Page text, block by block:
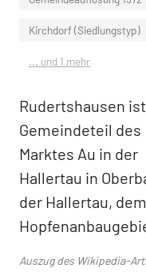
Kirchdorf (Siedlungstyp)
... und 1 mehr
Rudertshausen
Gemeindeteil des
Marktes Au in der
Hallertau in
der Hallertau,
Auszug des Wikipedia-